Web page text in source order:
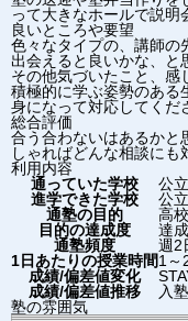
って大きなホールで説明
良いところや要望
色々なタイプの、講師の
出会えると良いかな、と
その他気づいたこと、感
積極的に学ぶ姿勢のある
身になって対応してくだ
総合評価
合う合わないはあるかと
しゃればどんな相談にも
利用内容
通っていた学校
公
進学できた学校
公
通塾の目的
高
目的の達成度
達
通塾頻度
週2
1日あたりの授業時間1～
成績/偏差値変化
成績/偏差値推移
入
塾の雰囲気